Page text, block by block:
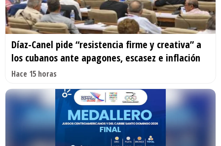
Díaz-Canel pide “resistencia firme y creativa” a
los cubanos ante apagones, escasez e inflación
Hace 15 horas